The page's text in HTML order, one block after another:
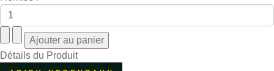
Détails du Produit